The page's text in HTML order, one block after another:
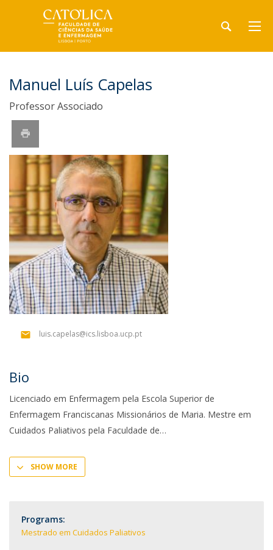
Manuel Luís Capelas
Professor Associado
luis.capelas@ics.lisboa.ucp.pt
Bio
Licenciado em Enfermagem pela Escola Superior de
Enfermagem Franciscanas Missionários de Maria. Mestre em
Cuidados Paliativos pela Faculdade de
SHOW MORE
Programs:
Mestrado em Cuidados Paliativos